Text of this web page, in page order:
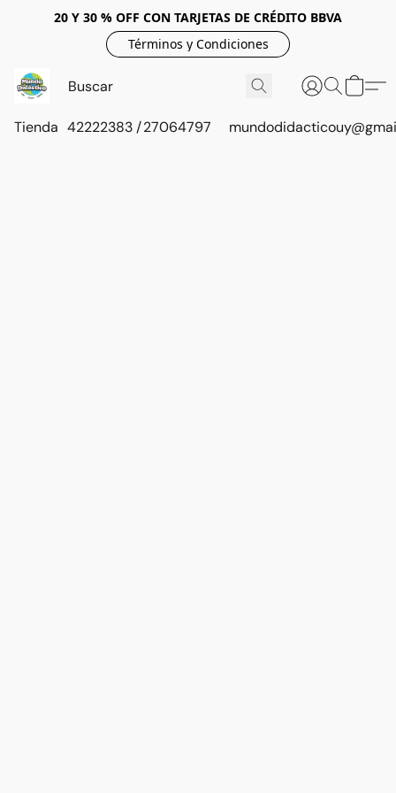
20 Y 30 % OFF CON TARJETAS DE CRÉDITO BBVA
Términos y Condiciones
Tienda 42222383 / 27064797